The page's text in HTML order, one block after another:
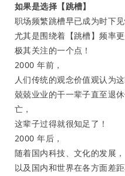
如果是选择【跳槽】
职场频繁跳槽早已成为时下
尤其是围绕着【跳槽】频率
极其关注的一个点！
2000 年前，
人们传统的观念价值观认为
兢兢业业的干一辈子直至退
亡，
这辈子过得就很知足了！
2000 年后，
随着国内科技、文化的发展，
以及国内和世界在各方面差